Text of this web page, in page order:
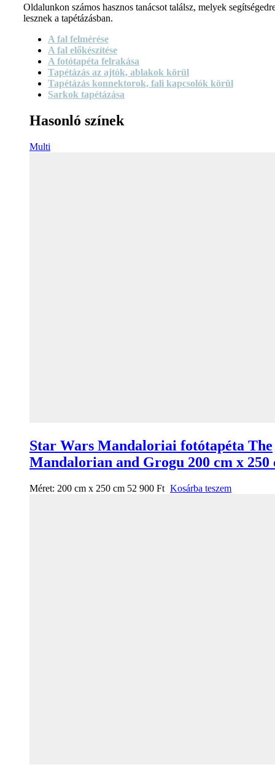
Oldalunkon számos hasznos tanácsot találsz, melyek
lesznek a tapétázásban.
A fal felmérése
A fal előkészítése
A fotótapéta felrakása
Tapétázás az ajtók, ablakok körül
Tapétázás konnektorok, fali kapcsolók körül
Sarkok tapétázása
Hasonló színek
Multi
Star Wars Mandaloriai fotótapéta The
Mandalorian and Grogu 200 cm x 250
Méret: 200 cm x 250 cm 52 900 Ft Kosárba teszem